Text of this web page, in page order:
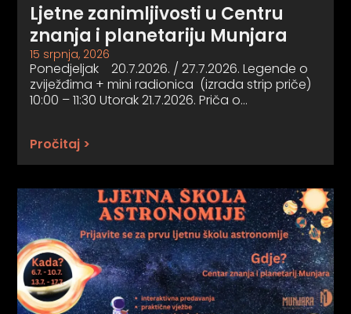
Ljetne zanimljivosti u Centru
znanja i planetariju Munjara
15 srpnja, 2026
Ponedjeljak 20.7.2026. / 27.7.2026. Legende o
zviježđima + mini radionica (izrada strip priče)
10:00 – 11:30 Utorak 21.7.2026. Priča o…
Pročitaj >